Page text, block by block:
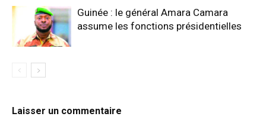
Guinée : le général Amara Camara
assume les fonctions présidentielles
Laisser un commentaire